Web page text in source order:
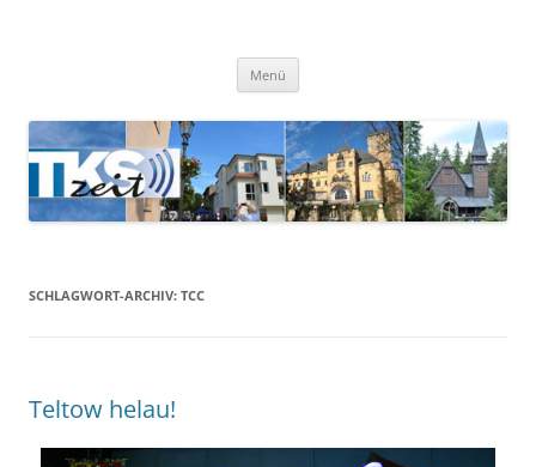
Menü
SCHLAGWORT-ARCHIV: TCC
Teltow helau!